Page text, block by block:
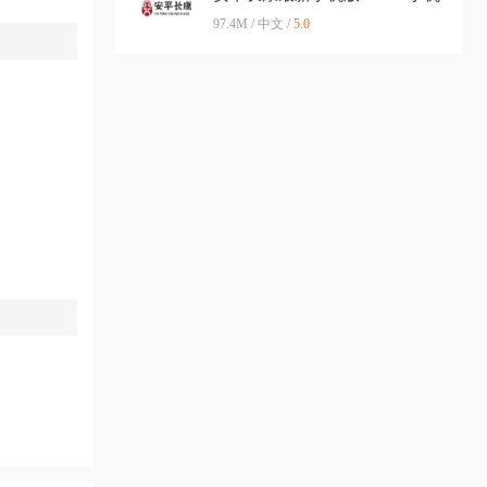
版
97.4M / 中文 / 5.0